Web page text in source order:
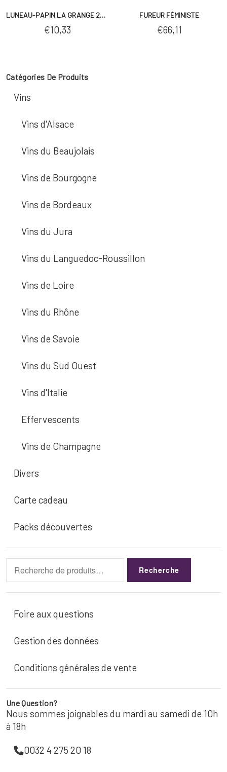
LUNEAU-PAPIN LA GRANGE 2024
€10,33
FUREUR FÉMINISTE
€66,11
Catégories De Produits
Vins
Vins d'Alsace
Vins du Beaujolais
Vins de Bourgogne
Vins de Bordeaux
Vins du Jura
Vins du Languedoc-Roussillon
Vins de Loire
Vins du Rhône
Vins de Savoie
Vins du Sud Ouest
Vins d'Italie
Effervescents
Vins de Champagne
Divers
Carte cadeau
Packs découvertes
Recherche
pour :
Recherche
Foire aux questions
Gestion des données
Conditions générales de vente
Une Question?
Nous sommes joignables du mardi au samedi de 10h
à 18h
0032 4 275 20 18